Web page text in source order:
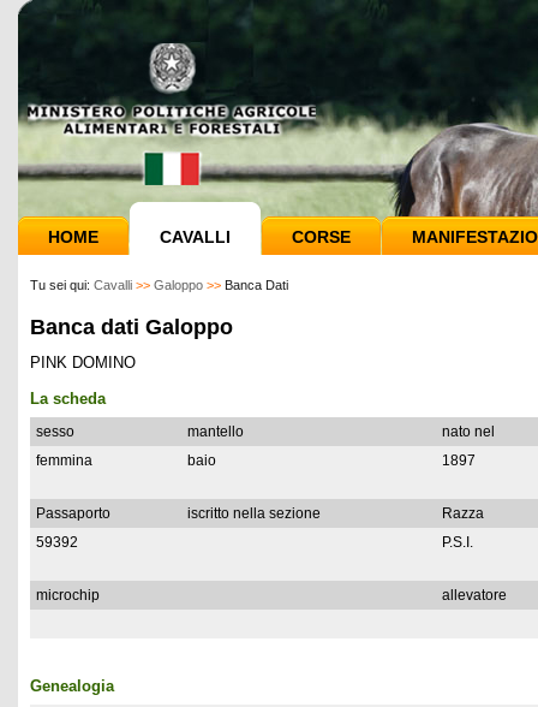
HOME CAVALLI CORSE
Tu sei qui: Cavalli >> Galoppo >> Banca Dati
Banca dati Galoppo
PINK DOMINO
La scheda
sesso mantello
nato nel
femmina
baio 1897
Passaporto iscritto nella sezione
Razza
59392
P.S.I.
microchip allevatore
Genealogia